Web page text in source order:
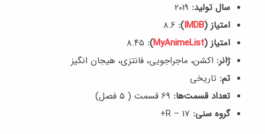
سال تولید:
امتیاز (IMDB
):
امتیاز (MyAnimeList
):
ژانر: اکشن، ماجراجویی، فانتزی، هیجان انگیز
تم: تاریخی
تعداد قسمت‌ها:
گروه سنی: